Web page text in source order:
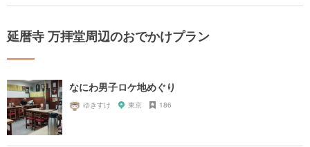
延暦寺 万拝堂周辺のおでかけプラン
なにわ男子ロケ地めぐり
ゆきすけ 東京 186